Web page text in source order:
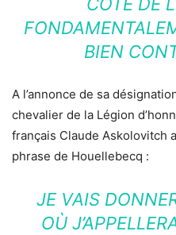
BIEN
A l’annonce de sa
chevalier de la Légion
français Claude Askolovitch
phrase de Houellebecq :
JE VAIS
OÙ